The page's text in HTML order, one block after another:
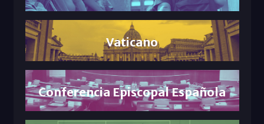
Vaticano
Conferencia Episcopal Española